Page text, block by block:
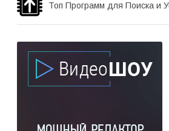
Топ Программ для Поиска и